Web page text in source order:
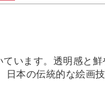
います。透明感と